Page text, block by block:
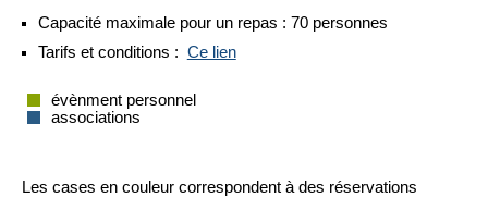
Capacité maximale pour un repas : 70 personnes
Tarifs et conditions : Ce lien
évènment personnel
associations
Les cases en couleur correspondent à des réservations